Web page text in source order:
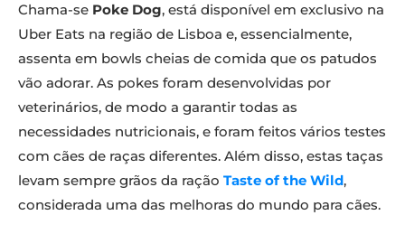
Chama-se Poke Dog, está disponível em exclusivo na
Uber Eats na região de Lisboa e, essencialmente,
assenta em bowls cheias de comida que os patudos
vão adorar. As pokes foram desenvolvidas por
veterinários, de modo a garantir todas as
necessidades nutricionais, e foram feitos vários testes
com cães de raças diferentes. Além disso, estas taças
levam sempre grãos da ração Taste of the Wild,
considerada uma das melhoras do mundo para cães.